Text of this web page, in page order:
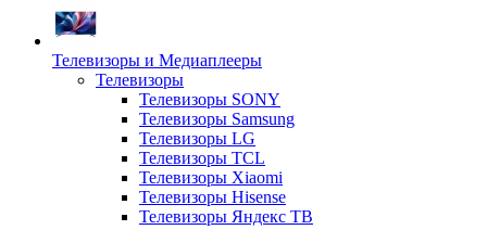
Телевизоры и Медиаплееры
Телевизоры
Телевизоры SONY
Телевизоры Samsung
Телевизоры LG
Телевизоры TCL
Телевизоры Xiaomi
Телевизоры Hisense
Телевизоры Яндекс ТВ